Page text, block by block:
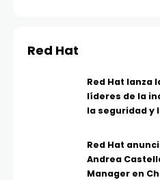
Red Hat
Red Hat lanza
líderes de la
la seguridad y
Red Hat
Andrea
Manager en